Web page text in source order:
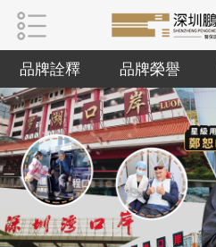
品牌詮釋 品牌榮譽